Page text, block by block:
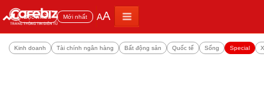
Đọc nhiều Mới nhất AA
Kinh doanh Tài chính ngân hàng Bất động sản Quốc tế Sống Special